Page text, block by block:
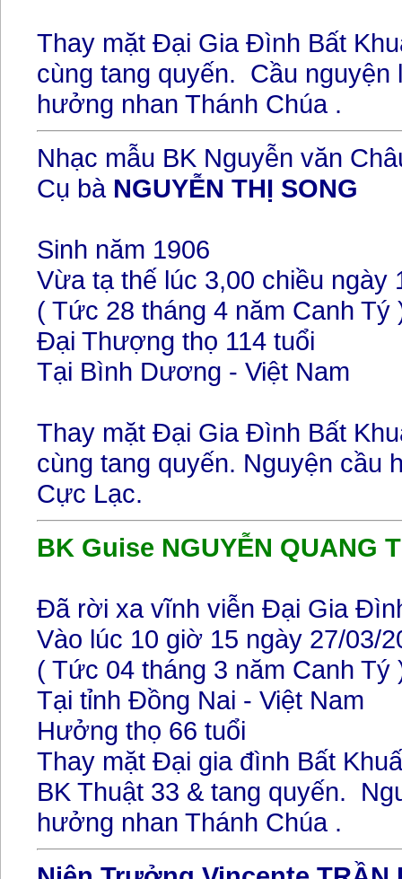
Thay mặt Đại Gia Đình Bất
cùng tang quyến. Cầu
hưởng nhan Thánh Chúa .
Nhạc mẫu BK Nguyễn văn
Cụ bà NGUYỄN THỊ SONG
Sinh năm 1906
Vừa tạ thế lúc 3,00 chiều ngày
( Tức 28 tháng 4 năm Canh Tý
Đại Thượng thọ 114 tuổi
Tại Bình Dương - Việt Nam
Thay mặt Đại Gia Đình Bất
cùng tang quyến. Nguyện cầu
Cực Lạc.
BK Guise NGUYỄN QUANG
Đã rời xa vĩnh viễn Đại Gia
Vào lúc 10 giờ 15 ngày 27/03/
( Tức 04 tháng 3 năm Canh Tý
Tại tỉnh Đồng Nai - Việt Nam
Hưởng thọ 66 tuổi
Thay mặt Đại gia đình Bất
BK Thuật 33 & tang quyến.
hưởng nhan Thánh Chúa .